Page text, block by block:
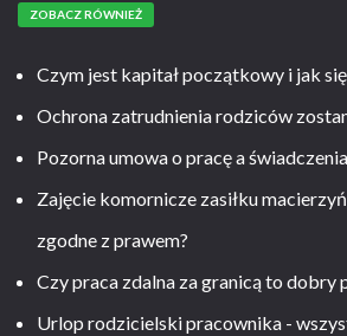
ZOBACZ RÓWNIEŻ
Czym jest kapitał początkowy i jak
Ochrona zatrudnienia rodziców
Pozorna umowa o pracę a
Zajęcie komornicze zasiłku
zgodne z prawem?
Czy praca zdalna za granicą to dobry
Urlop rodzicielski pracownika -